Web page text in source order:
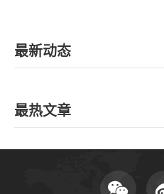
最新动态
最热文章